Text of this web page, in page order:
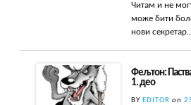
Читам и не
може бити
нови
Фељтон:
1. део
BYEDITOR on